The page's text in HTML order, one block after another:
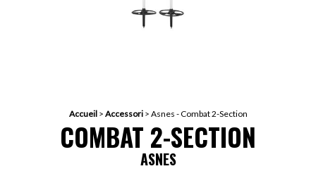
Accueil> Accessori> Asnes - Combat 2-Section
COMBAT 2-SECTION
ASNES